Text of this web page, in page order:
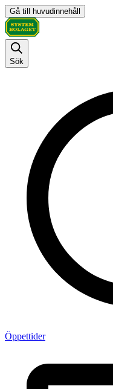
Gå till huvudinnehåll
Sök
Öppettider